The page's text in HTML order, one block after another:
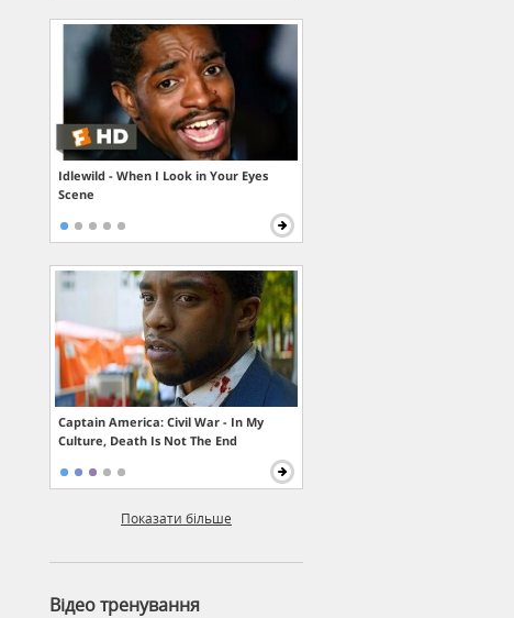
Idlewild - When I Look in Your Eyes
Scene
Captain America: Civil War - In My
Culture, Death Is Not The End
Показати більше
Відео тренування